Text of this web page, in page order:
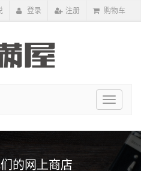
登录 注册 购物车
Toggle
的网上商店